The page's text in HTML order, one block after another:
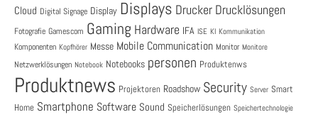
Cloud Digital Signage Display Displays Drucker Drucklösungen
Fotografie Gamescom Gaming Hardware IFA ISE KI Kommunikation
Komponenten Kopfhörer Messe Mobile Communication Monitor Monitore
Netzwerklösungen Notebook Notebooks personen Produktenws
Produktnews Projektoren Roadshow Security Server Smart
Home Smartphone Software Sound Speicherlösungen Speichertechnologie